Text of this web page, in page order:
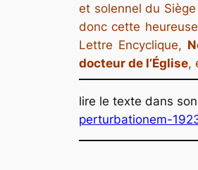
et solennel du
donc cette
Lettre Encyclique,
docteur de l’Église,
lire le texte dans
perturbationem-